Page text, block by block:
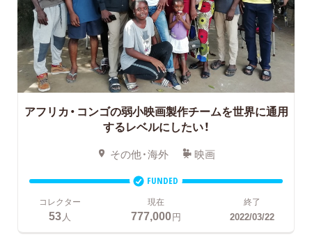
アフリカ・コンゴの弱小映画製作チームを世界に通用
するレベルにしたい！
その他・海外 映画
FUNDED
コレクター
53人
現在
777,000円
終了
2022/03/22